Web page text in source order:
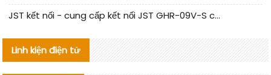
JST kết nối - cung cấp kết nối JST GHR-09V-S chính hãng | hàng thay thế
Linh kiện điện tử